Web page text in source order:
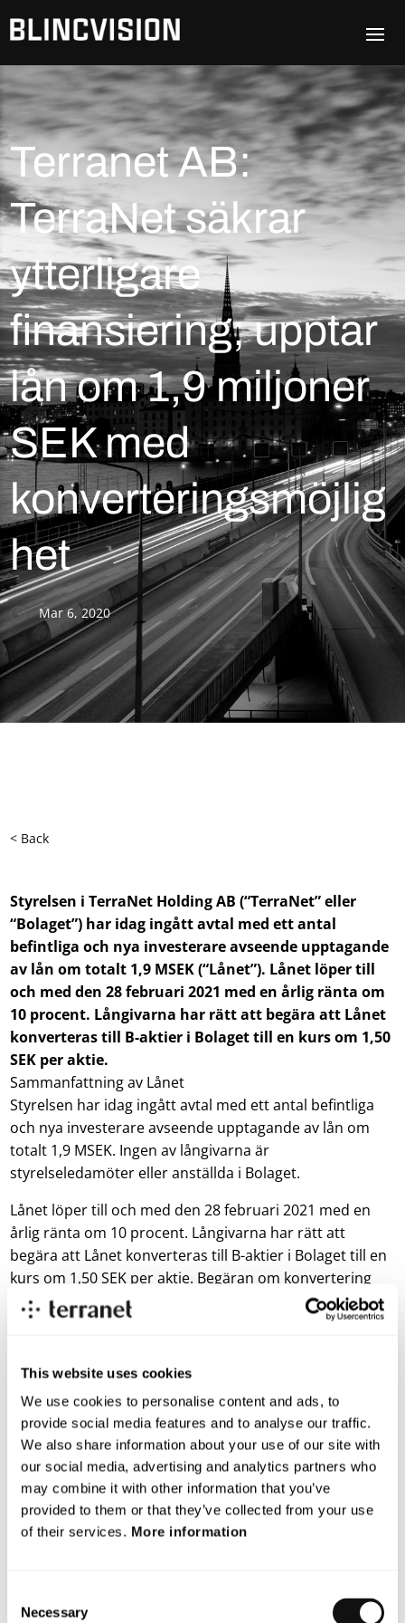
This website uses cookies
We use cookies to personalise content and ads, to
provide social media features and to analyse our traffic.
We also share information about your use of our site with
our social media, advertising and analytics partners who
may combine it with other information that you’ve
provided to them or that they’ve collected from your use
of their services. More information
Selection
Necessary
Terranet AB:
TerraNet säkrar
ytterligare
finansiering; upptar
lån om 1,9 miljoner
SEK med
konverteringsmöjlig
het
Mar 6, 2020
< Back
Styrelsen i TerraNet Holding AB (“TerraNet” eller
“Bolaget”) har idag ingått avtal med ett antal
befintliga och nya investerare avseende upptagande
av lån om totalt 1,9 MSEK (“Lånet”). Lånet löper till
och med den 28 februari 2021 med en årlig ränta om
10 procent. Långivarna har rätt att begära att Lånet
konverteras till B-aktier i Bolaget till en kurs om 1,50
SEK per aktie.
Sammanfattning av Lånet
Styrelsen har idag ingått avtal med ett antal befintliga
och nya investerare avseende upptagande av lån om
totalt 1,9 MSEK. Ingen av långivarna är
styrelseledamöter eller anställda i Bolaget.
Lånet löper till och med den 28 februari 2021 med en
årlig ränta om 10 procent. Långivarna har rätt att
begära att Lånet konverteras till B-aktier i Bolaget till en
kurs om 1,50 SEK per aktie. Begäran om konvertering
kan ske under perioden 1 september 2020 – 14
september 2020 samt 13 februari 2021 – 27 februari
varvid även konvertering måste ske av upplupen ränta
för begärt lånebelopp som konverteras. Konvertering
förutsätter beslut om nyemission av aktier genom
kvittning av fordran, antingen efter beslut av styrelsen
eller bolagsstämma.
För mer information kontakta:
Pär-Olof Johannesson, VD
parolof.johannesson@blincvision.com
Denna information är sådan information som TerraNet